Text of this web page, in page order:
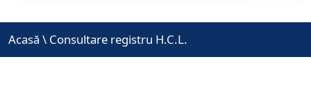
Acasă \ Consultare registru H.C.L.